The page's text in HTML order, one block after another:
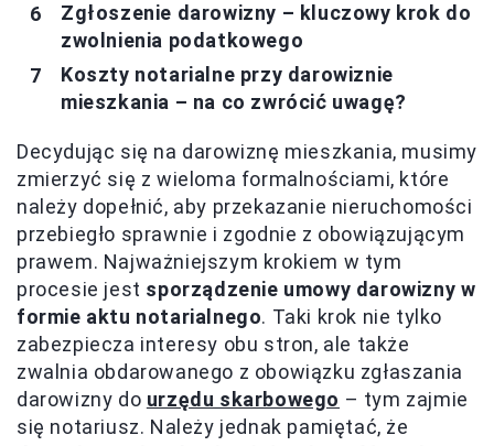
Zgłoszenie darowizny – kluczowy krok do
zwolnienia podatkowego
Koszty notarialne przy darowiznie
mieszkania – na co zwrócić uwagę?
Decydując się na darowiznę mieszkania, musimy
zmierzyć się z wieloma formalnościami, które
należy dopełnić, aby przekazanie nieruchomości
przebiegło sprawnie i zgodnie z obowiązującym
prawem. Najważniejszym krokiem w tym
procesie jest sporządzenie umowy darowizny w
formie aktu notarialnego. Taki krok nie tylko
zabezpiecza interesy obu stron, ale także
zwalnia obdarowanego z obowiązku zgłaszania
darowizny do urzędu skarbowego – tym zajmie
się notariusz. Należy jednak pamiętać, że